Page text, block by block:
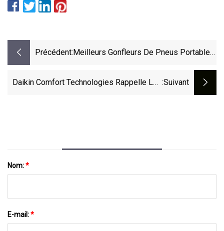
Précédent: Meilleurs Gonfleurs De Pneus Portables
Daikin Comfort Technologies Rappelle Les :suivant
Nom:*
E-mail:*